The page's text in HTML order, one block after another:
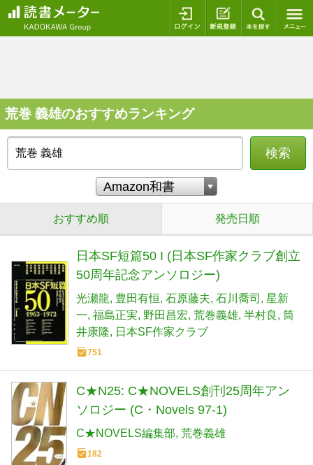
ログイン 新規登録
荒巻 義雄のおすすめランキング
検索
おすすめ順 発売日順
日本SF短篇50 I (日本SF作家クラブ創立
50周年記念アンソロジー)
光瀬龍 豊田有恒 石原藤夫 石川喬司
星新
一 福島正実 野田昌宏 荒巻義雄 半村良
筒
井康隆
日本SF作家クラブ
751
C★N25: C★NOVELS創刊25周年アン
ソロジー (C・Novels 97-1)
C★NOVELS編集部 荒巻義雄
182